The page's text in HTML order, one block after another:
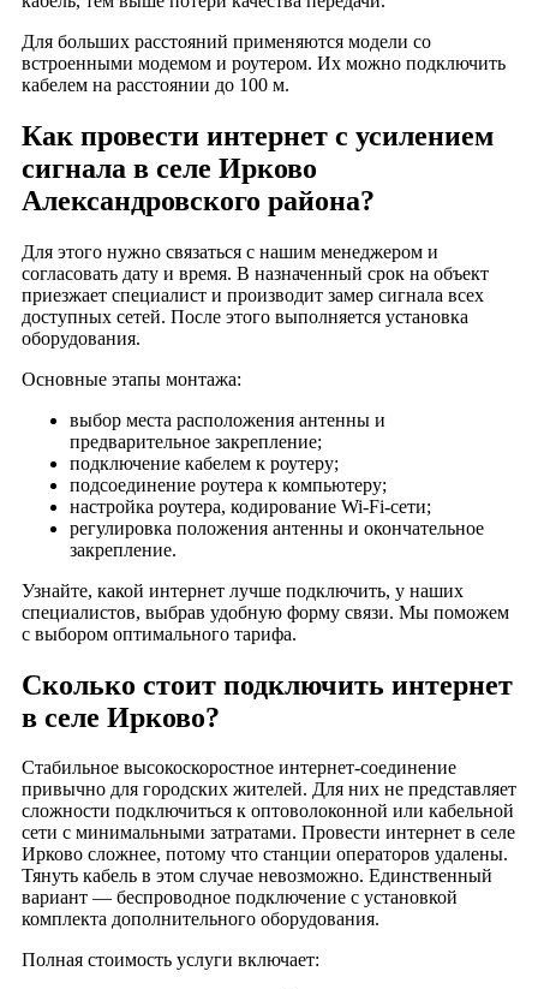
деревня Исаевка
посёлок Искра
деревня Калинино
деревня Каменка
деревня Кашино
деревня Клемячево
деревня Кленовка
деревня Коведяево
деревня Комшилово
деревня Конищево
деревня Конюхово
деревня Копцево
деревня Копылиха
деревня Корелы
деревня Коровино
деревня Косково
деревня Красная Роща
посёлок Красное Пламя
деревня Крутец
деревня Кудрино
деревня Куликовка
деревня Курганиха
деревня Легково
деревня Ленинская Слобода
деревня Лизуново
Для больших расстояний применяются модели со
встроенными модемом и роутером. Их можно подключить
кабелем на расстоянии до 100 м.
Как провести интернет с усилением
сигнала в селе Ирково
Александровского района?
Для этого нужно связаться с нашим менеджером и
согласовать дату и время. В назначенный срок на объект
приезжает специалист и производит замер сигнала всех
доступных сетей. После этого выполняется установка
оборудования.
Основные этапы монтажа:
выбор места расположения антенны и
предварительное закрепление;
подключение кабелем к роутеру;
подсоединение роутера к компьютеру;
настройка роутера, кодирование Wi-Fi-сети;
регулировка положения антенны и окончательное
закрепление.
Узнайте, какой интернет лучше подключить, у наших
специалистов, выбрав удобную форму связи. Мы поможем
с выбором оптимального тарифа.
Сколько стоит подключить интернет
в селе Ирково?
Стабильное высокоскоростное интернет-соединение
привычно для городских жителей. Для них не представляет
сложности подключиться к оптоволоконной или кабельной
сети с минимальными затратами. Провести интернет в селе
Ирково сложнее, потому что станции операторов удалены.
Тянуть кабель в этом случае невозможно. Единственный
вариант — беспроводное подключение с установкой
комплекта дополнительного оборудования.
Полная стоимость услуги включает: